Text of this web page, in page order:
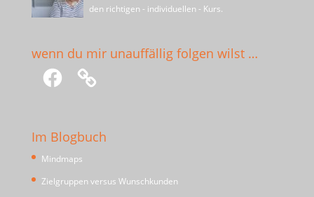
den richtigen - individuellen - Kurs.
wenn du mir unauffällig folgen wilst …
Facebook
Im Blogbuch
Mindmaps
Zielgruppen versus Wunschkunden